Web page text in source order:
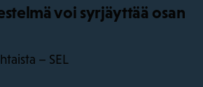
voi syrjäyttää osan
– SEL